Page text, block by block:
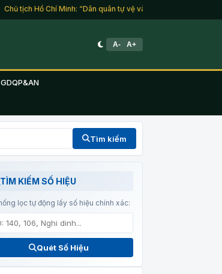
tịch Hồ Chí Minh: “Dân quân tự vệ và du kích là lực lượng
A- A+
GDQP&AN
Tìm kiếm
TÌM KIẾM SỐ HIỆU
lọc tự động lấy số hiệu chính xác:
Quét Số Hiệu